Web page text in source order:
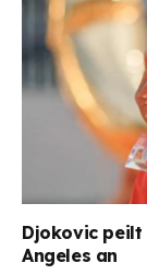
Djokovic peilt
Angeles an